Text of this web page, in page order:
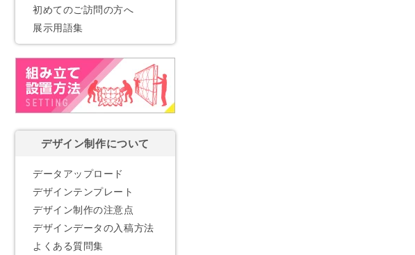
初めてのご訪問の方へ
展示用語集
デザイン制作について
データアップロード
デザインテンプレート
デザイン制作の注意点
デザインデータの入稿方法
よくある質問集